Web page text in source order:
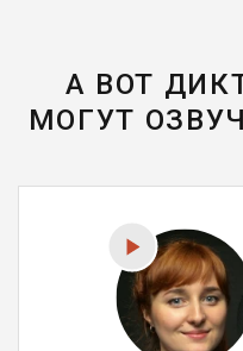
А ВОТ
МОГУТ